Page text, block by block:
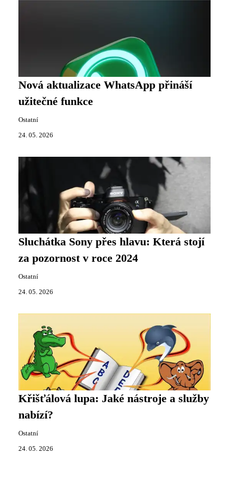
Nová aktualizace WhatsApp přináší
užitečné funkce
Ostatní
24. 05. 2026
Sluchátka Sony přes hlavu: Která stojí
za pozornost v roce 2024
Ostatní
24. 05. 2026
Křišťálová lupa: Jaké nástroje a služby
nabízí?
Ostatní
24. 05. 2026